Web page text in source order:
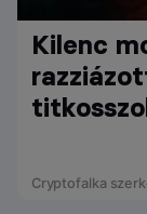
Kilenc
Cryptofalka